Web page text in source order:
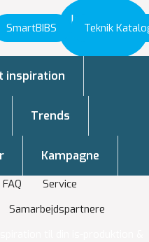
SmartBIBS Teknik
Inspiration
til vækst
FAQ
Service
Samarbejdspartnere
inspiration
Trends
Kampagne